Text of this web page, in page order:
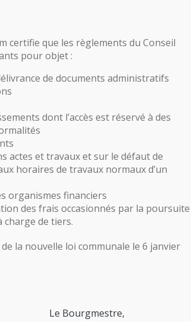
certifie que les règlements du Conseil
pour objet :
de documents administratifs
dont l’accès est réservé à des
actes et travaux et sur le défaut de
horaires de travaux normaux d’un
organismes financiers
des frais occasionnés par la poursuite
charge de tiers.
la nouvelle loi communale le 6 janvier
Le Bourgmestre,